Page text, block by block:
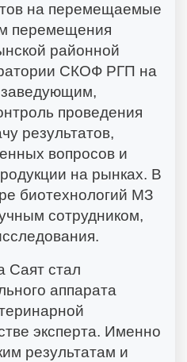
на перемещаемые
перемещения
районной
СКОФ РГП на
проведения
результатов,
вопросов и
на рынках. В
биотехнологий МЗ
сотрудником,
Саят стал
аппарата
эксперта. Именно
результатам и